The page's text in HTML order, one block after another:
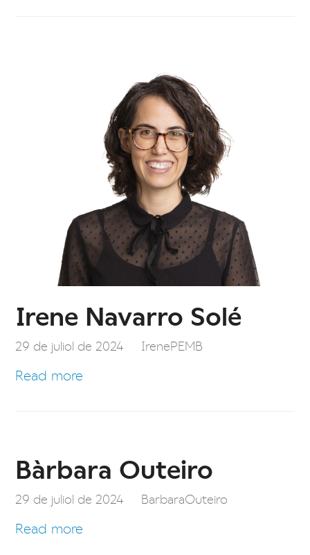
Irene Navarro Solé
29 de juliol de 2024 IrenePEMB
Read more
Bàrbara Outeiro
29 de juliol de 2024 BarbaraOuteiro
Read more